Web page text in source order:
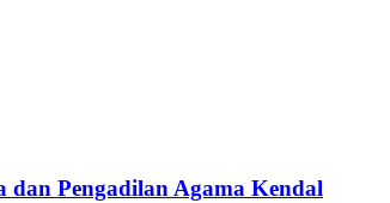
Pengadilan Agama Kendal